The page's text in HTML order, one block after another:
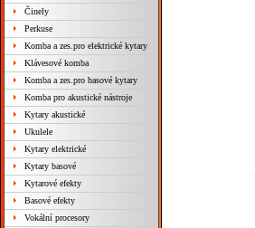
Činely
Perkuse
Komba a zes.pro elektrické kytary
Klávesové komba
Komba a zes.pro basové kytary
Komba pro akustické nástroje
Kytary akustické
Ukulele
Kytary elektrické
Kytary basové
Kytarové efekty
Basové efekty
Vokální procesory